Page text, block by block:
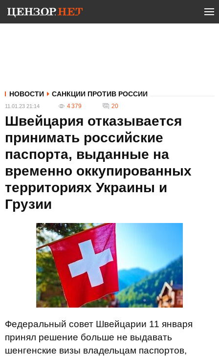
НОВОСТИ САНКЦИИ ПРОТИВ РОССИИ
11.01.23 21:14 4 379 20
Швейцария отказывается
принимать российские
паспорта, выданные на
временно оккупированных
территориях Украины и
Грузии
Федеральный совет Швейцарии 11 января
принял решение больше не выдавать
шенгенские визы владельцам паспортов,